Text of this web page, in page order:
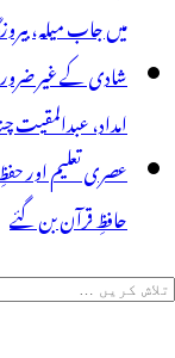
میں جاب میلہ،
امداد، عبدالمقیت
عصری تعلیم اور
حافظِ قرآن بن گئے
تلاش